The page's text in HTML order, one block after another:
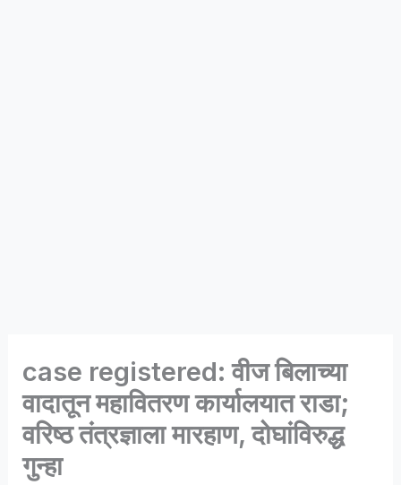
case registered: वीज बिलाच्या
वादातून महावितरण कार्यालयात राडा;
वरिष्ठ तंत्रज्ञाला मारहाण, दोघांविरुद्ध
गुन्हा